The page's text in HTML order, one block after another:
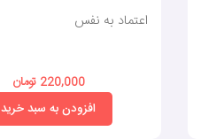
اعتماد به نفس
220,000 تومان
افزودن به سبد خرید